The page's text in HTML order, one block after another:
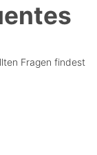
Fragen findest